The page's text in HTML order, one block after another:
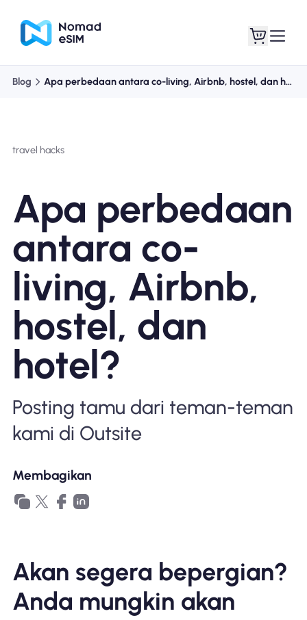
Paket Toko
Tentang eSIM
Mengapa Nomad eSIM
Menggunakan eSIM
Untuk bisnis
Blog Apa perbedaan antara co-living, Airbnb, hostel, dan hotel?
travel hacks
Apa perbedaan
antara co-
living, Airbnb,
hostel, dan
hotel?
Posting tamu dari teman-teman
kami di Outsite
Membagikan
Akan segera bepergian?
Anda mungkin akan